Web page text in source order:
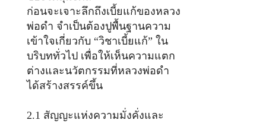
ก่อนจะเจาะลึกถึงเบี้ยแก้ของหลวง
พ่อดำ จำเป็นต้องปูพื้นฐานความ
เข้าใจเกี่ยวกับ “วิชาเบี้ยแก้” ใน
บริบททั่วไป เพื่อให้เห็นความแตก
ต่างและนวัตกรรมที่หลวงพ่อดำ
ได้สร้างสรรค์ขึ้น
2.1 สัญญะแห่งความมั่งคั่งและ